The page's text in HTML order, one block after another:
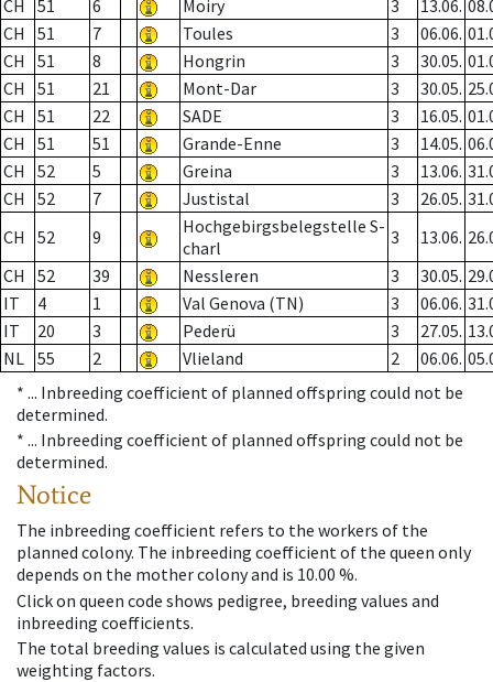
CH 51 6 Moiry 3 13.06.
CH
51 7 Toules 3 06.06.
CH
51 8 Hongrin 3 30.05.
CH
51 21 Mont-Dar 3 30.05.
CH
51 22 SADE 3 16.05.
CH
51 51 Grande-Enne 3 14.05.
CH
52 5 Greina 3 13.06.
CH
52 7 Justistal 3 26.05.
CH
52 9
Hochgebirgsbelegstelle S-
charl
3 13.06.
CH
52 39 Nessleren 3 30.05.
IT
4 1 Val Genova (TN) 3 06.06.
IT
20 3 Pederü 3 27.05.
NL 55 2 Vlieland 2 06.06.
* ... Inbreeding coefficient of planned offspring could not be
determined.
* ... Inbreeding coefficient of planned offspring could not be
determined.
Notice
The inbreeding coefficient refers to the workers of the
planned colony. The inbreeding coefficient of the queen only
depends on the mother colony and is 10.00 %.
Click on queen code shows pedigree, breeding values and
inbreeding coefficients.
The total breeding values is calculated using the given
weighting factors.